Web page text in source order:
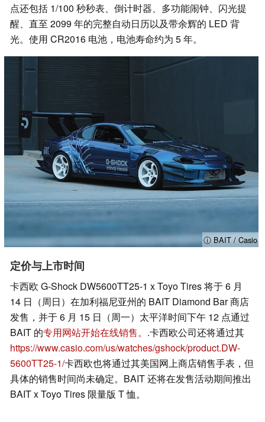
点还包括 1/100 秒秒表、倒计时器、多功能闹钟、闪光提
醒、直至 2099 年的完整自动日历以及带余辉的 LED 背
光。使用 CR2016 电池，电池寿命约为 5 年。
ⓘ BAIT / Casio
定价与上市时间
卡西欧 G-Shock DW5600TT25-1 x Toyo Tires 将于 6 月
14 日（周日）在加利福尼亚州的 BAIT Diamond Bar 商店
发售，并于 6 月 15 日（周一）太平洋时间下午 12 点通过
BAIT 的专用网站开始在线销售。 .卡西欧公司还将通过其
https://www.casio.com/us/watches/gshock/product.DW-
5600TT25-1/卡西欧也将通过其美国网上商店销售手表，但
具体的销售时间尚未确定。BAIT 还将在发售活动期间推出
BAIT x Toyo Tires 限量版 T 恤。